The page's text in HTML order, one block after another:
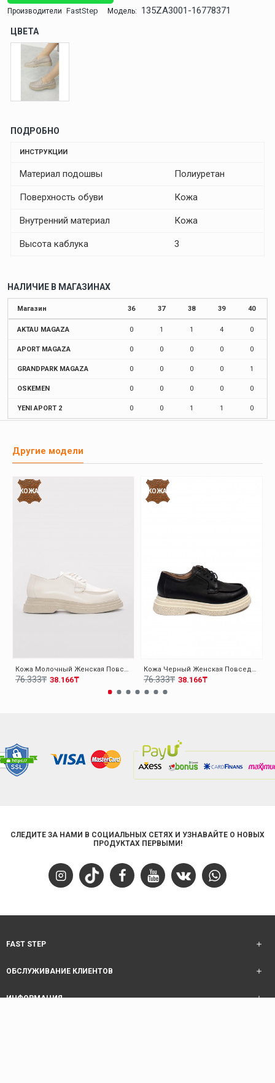
Производители FastStep Модель: 135ZA3001-16778371
ЦВЕТА
ПОДРОБНО
ИНСТРУКЦИИ
Материал подошвы Полиуретан
Поверхность обуви Кожа
Внутренний материал Кожа
Высота каблука 3
НАЛИЧИЕ В МАГАЗИНАХ
Магазин 36 37 38 39 40
AKTAU MAGAZA 0 1 1 4 0
APORT MAGAZA 0 0 0 0 0
GRANDPARK MAGAZA 0 0 0 0 1
OSKEMEN 0 0 0 0 0
YENI APORT 2 0 0 1 1 0
Другие модели
КОЖА
Кожа Молочный Женская Повседневная Обувь 009ZA0151
38.166₸
76.333₸
КОЖА
Кожа Черный Женская Повседневная Обувь 009ZA0151
38.166₸
76.333₸
СЛЕДИТЕ ЗА НАМИ В СОЦИАЛЬНЫХ СЕТЯХ И УЗНАВАЙТЕ О НОВЫХ
ПРОДУКТАХ ПЕРВЫМИ!
FAST STEP
ОБСЛУЖИВАНИЕ КЛИЕНТОВ
ИНФОРМАЦИЯ